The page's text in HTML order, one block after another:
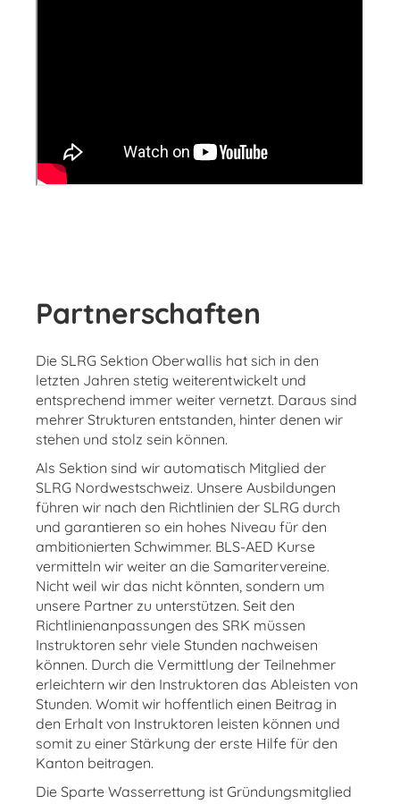
Partnerschaften
Die SLRG Sektion Oberwallis hat sich in den
letzten Jahren stetig weiterentwickelt und
entsprechend immer weiter vernetzt. Daraus sind
mehrer Strukturen entstanden, hinter denen wir
stehen und stolz sein können.
Als Sektion sind wir automatisch Mitglied der
SLRG Nordwestschweiz. Unsere Ausbildungen
führen wir nach den Richtlinien der SLRG durch
und garantieren so ein hohes Niveau für den
ambitionierten Schwimmer. BLS-AED Kurse
vermitteln wir weiter an die Samaritervereine.
Nicht weil wir das nicht könnten, sondern um
unsere Partner zu unterstützen. Seit den
Richtlinienanpassungen des SRK müssen
Instruktoren sehr viele Stunden nachweisen
können. Durch die Vermittlung der Teilnehmer
erleichtern wir den Instruktoren das Ableisten von
Stunden. Womit wir hoffentlich einen Beitrag in
den Erhalt von Instruktoren leisten können und
somit zu einer Stärkung der erste Hilfe für den
Kanton beitragen.
Die Sparte Wasserrettung ist Gründungsmitglied